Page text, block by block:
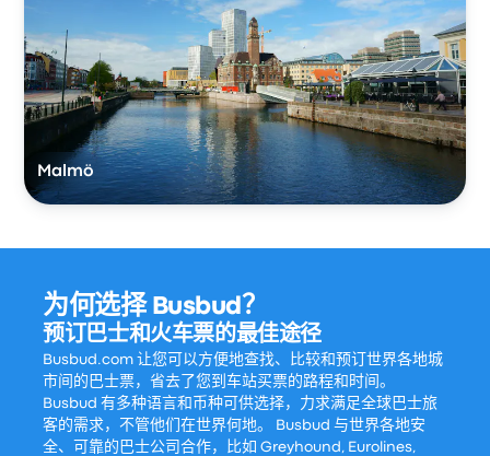
Malmö
为何选择 Busbud？
预订巴士和火车票的最佳途径
Busbud.com 让您可以方便地查找、比较和预订世界各地城
市间的巴士票，省去了您到车站买票的路程和时间。
Busbud 有多种语言和币种可供选择，力求满足全球巴士旅
客的需求，不管他们在世界何地。 Busbud 与世界各地安
全、可靠的巴士公司合作，比如 Greyhound, Eurolines,